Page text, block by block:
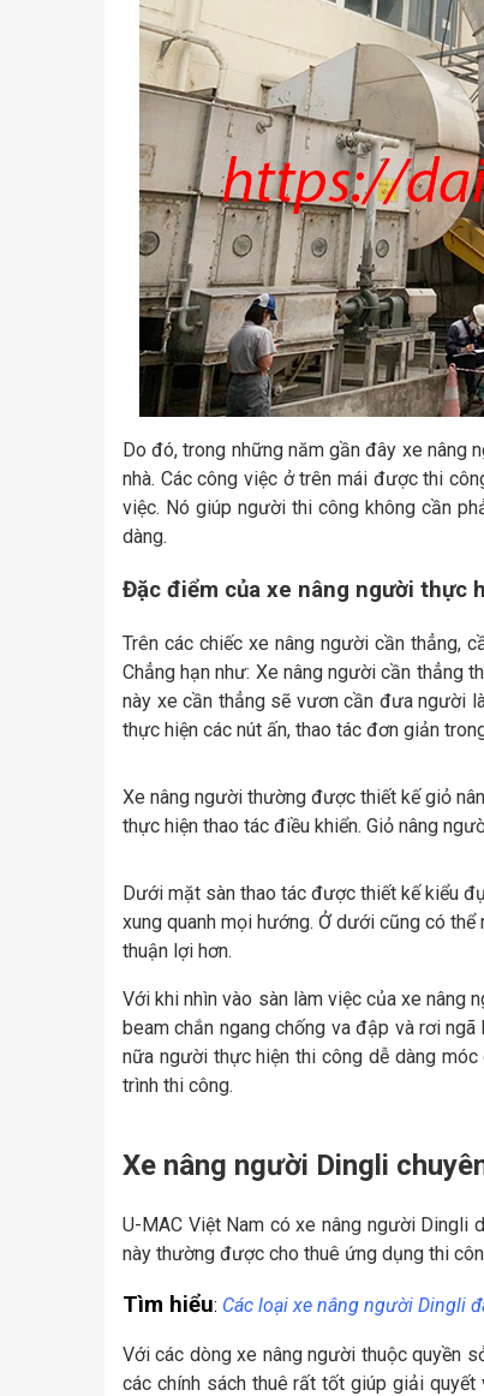
Do đó, trong những năm gần đây xe nâng
nhà. Các công việc ở trên mái được thi
việc. Nó giúp người thi công không cần
dàng.
Đặc điểm của xe nâng người thực
Trên các chiếc xe nâng người cần thẳng,
Chẳng hạn như: Xe nâng người cần thẳng
này xe cần thẳng sẽ vươn cần đưa người
thực hiện các nút ấn, thao tác đơn giản
Xe nâng người thường được thiết kế giỏ
thực hiện thao tác điều khiển. Giỏ nâng
Dưới mặt sàn thao tác được thiết kế kiểu
xung quanh mọi hướng. Ở dưới cũng có
thuận lợi hơn.
Với khi nhìn vào sàn làm việc của xe nâng
beam chắn ngang chống va đập và rơi
nữa người thực hiện thi công dễ dàng
trình thi công.
Xe nâng người Dingli
U-MAC Việt Nam có xe nâng người Dingli
này thường được cho thuê ứng dụng thi
Tìm hiểu: Các loại xe nâng người Dingli
Với các dòng xe nâng người thuộc quyền
các chính sách thuê rất tốt giúp giải quyết